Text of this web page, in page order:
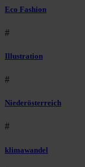
Eco Fashion
#
Illustration
#
Niederösterreich
#
klimawandel